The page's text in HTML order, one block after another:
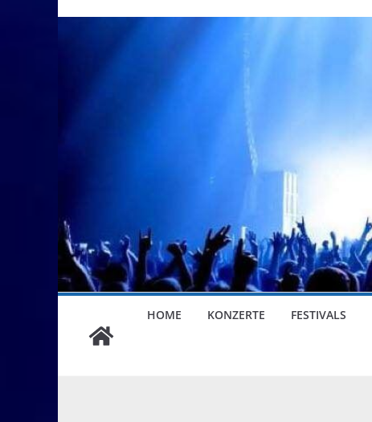
HOME KONZERTE FESTIVALS